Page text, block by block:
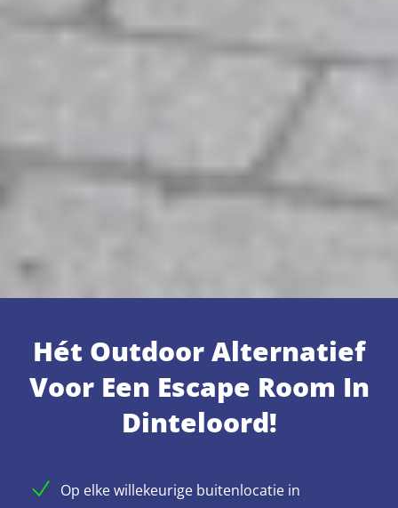
Hét Outdoor Alternatief
Voor Een Escape Room In
Dinteloord!
Op elke willekeurige buitenlocatie in